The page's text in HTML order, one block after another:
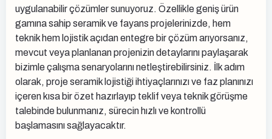
uygulanabilir çözümler sunuyoruz. Özellikle geniş ürün
gamına sahip seramik ve fayans projelerinizde, hem
teknik hem lojistik açıdan entegre bir çözüm arıyorsanız,
mevcut veya planlanan projenizin detaylarını paylaşarak
bizimle çalışma senaryolarını netleştirebilirsiniz. İlk adım
olarak, proje seramik lojistiği ihtiyaçlarınızı ve faz planınızı
içeren kısa bir özet hazırlayıp teklif veya teknik görüşme
talebinde bulunmanız, sürecin hızlı ve kontrollü
başlamasını sağlayacaktır.